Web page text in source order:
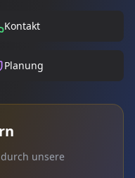
Kontakt
Planung
unsere